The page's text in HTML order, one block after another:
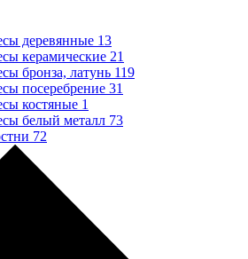
деревянные 13
керамические 21
бронза, латунь 119
посеребрение 31
костяные 1
белый металл 73
72